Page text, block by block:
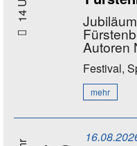
Autoren
Festival,
mehr